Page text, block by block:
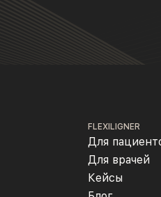
FLEXILIGNER
Для
Для врачей
Кейсы